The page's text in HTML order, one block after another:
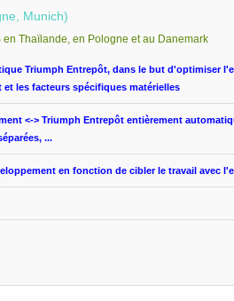
Munich)
en Thaïlande , en Pologne et au Danemark
Triumph Entrepôt, dans le but d'optimiser
et les facteurs spécifiques matérielles
<-> Triumph Entrepôt entièrement
, ...
en fonction de cibler le travail avec